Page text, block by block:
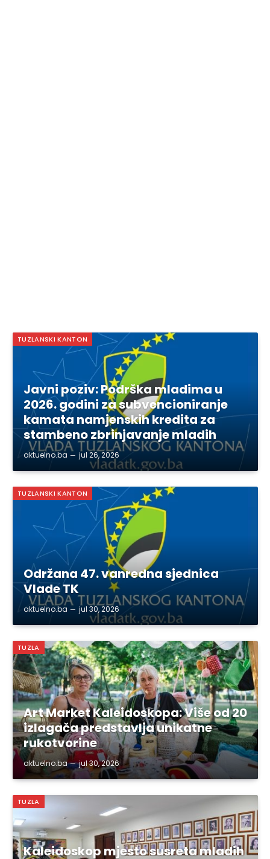
TUZLANSKI KANTON
Javni poziv: Podrška mladima u
2026. godini za subvencioniranje
kamata namjenskih kredita za
stambeno zbrinjavanje mladih
aktuelno.ba jul 26, 2026
TUZLANSKI KANTON
Održana 47. vanredna sjednica
Vlade TK
aktuelno.ba jul 30, 2026
TUZLA
Art Market Kaleidoskopa: Više od 20
izlagača predstavlja unikatne
rukotvorine
aktuelno.ba jul 30, 2026
TUZLA
Kaleidoskop mjesto susreta mladih